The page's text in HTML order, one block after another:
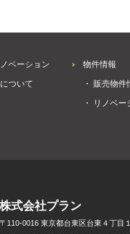
ベーション
ついて
物件情報
・ 販売物件
・ リノベ
株式会社プラン
〒110-0016 東京都台東区台東４丁目